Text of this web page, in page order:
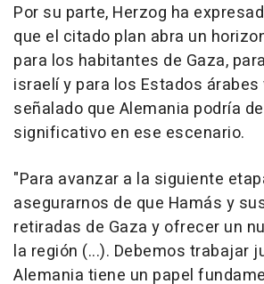
Por su parte, Herzog ha
que el citado plan abra un
para los habitantes de Gaza,
israelí y para los Estados árabes
señalado que Alemania podría
significativo en ese escenario.
"Para avanzar a la siguiente
asegurarnos de que Hamás y
retiradas de Gaza y ofrecer un
la región (...). Debemos trabajar
Alemania tiene un papel